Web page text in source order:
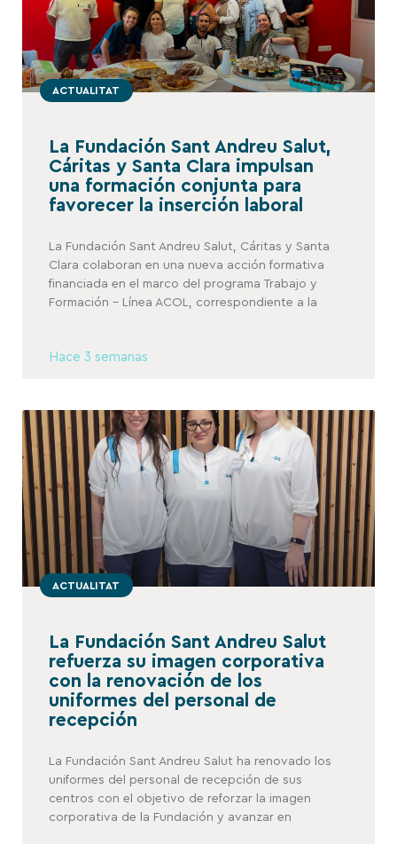
ACTUALITAT
La Fundación Sant Andreu Salut,
Cáritas y Santa Clara impulsan
una formación conjunta para
favorecer la inserción laboral
La Fundación Sant Andreu Salut, Cáritas y Santa
Clara colaboran en una nueva acción formativa
financiada en el marco del programa Trabajo y
Formación – Línea ACOL, correspondiente a la
Hace 3 semanas
ACTUALITAT
La Fundación Sant Andreu Salut
refuerza su imagen corporativa
con la renovación de los
uniformes del personal de
recepción
La Fundación Sant Andreu Salut ha renovado los
uniformes del personal de recepción de sus
centros con el objetivo de reforzar la imagen
corporativa de la Fundación y avanzar en